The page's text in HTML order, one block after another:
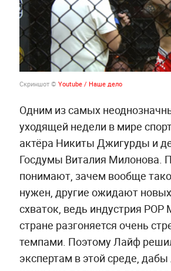
Скриншот © Youtube / Наше дело
Одним из самых
уходящей недели в мире
актёра Никиты Джигурды и
Госдумы Виталия Милонова.
понимают, зачем вообще
нужен, другие ожидают
схваток, ведь индустрия
стране разгоняется очень
темпами. Поэтому Лайф
экспертам в этой среде,